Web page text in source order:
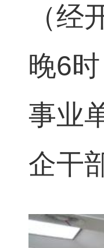
（经
晚6
事业
企干